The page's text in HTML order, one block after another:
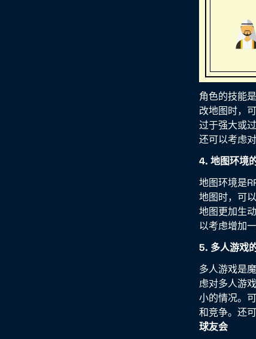
角色的技能
改地图时，
过于强大或
还可以考虑
4. 地图环境
地图环境是
地图时，可
地图更加生
以考虑增加
5. 多人游戏
多人游戏是
虑对多人游
小的情况。
和竞争。还
球友会